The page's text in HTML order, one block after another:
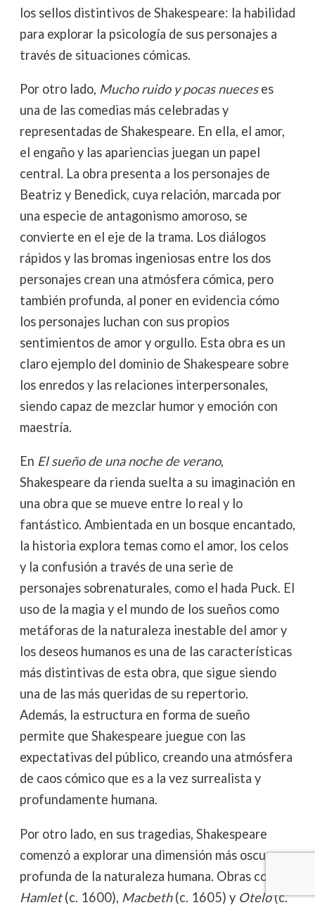
los sellos distintivos de Shakespeare: la habilidad
para explorar la psicología de sus personajes a
través de situaciones cómicas.
Por otro lado, Mucho ruido y pocas nueceses
una de las comedias más celebradas y
representadas de Shakespeare. En ella, el amor,
el engaño y las apariencias juegan un papel
central. La obra presenta a los personajes de
Beatriz y Benedick, cuya relación, marcada por
una especie de antagonismo amoroso, se
convierte en el eje de la trama. Los diálogos
rápidos y las bromas ingeniosas entre los dos
personajes crean una atmósfera cómica, pero
también profunda, al poner en evidencia cómo
los personajes luchan con sus propios
sentimientos de amor y orgullo. Esta obra es un
claro ejemplo del dominio de Shakespeare sobre
los enredos y las relaciones interpersonales,
siendo capaz de mezclar humor y emoción con
maestría.
En El sueño de una noche de verano,
Shakespeare da rienda suelta a su imaginación en
una obra que se mueve entre lo real y lo
fantástico. Ambientada en un bosque encantado,
la historia explora temas como el amor, los celos
y la confusión a través de una serie de
personajes sobrenaturales, como el hada Puck. El
uso de la magia y el mundo de los sueños como
metáforas de la naturaleza inestable del amor y
los deseos humanos es una de las características
más distintivas de esta obra, que sigue siendo
una de las más queridas de su repertorio.
Además, la estructura en forma de sueño
permite que Shakespeare juegue con las
expectativas del público, creando una atmósfera
de caos cómico que es a la vez surrealista y
profundamente humana.
Por otro lado, en sus tragedias, Shakespeare
comenzó a explorar una dimensión más oscura y
profunda de la naturaleza humana. Obras como
Hamlet(c. 1600), Macbeth(c. 1605) y Otelo(c.